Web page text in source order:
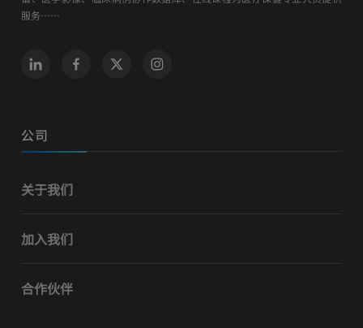
服务……
公司
关于我们
加入我们
合作伙伴